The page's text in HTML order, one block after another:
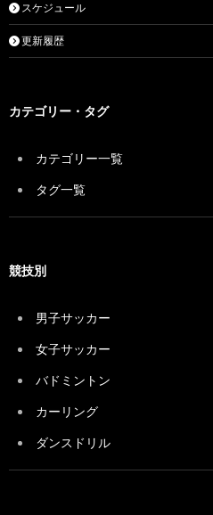
スケジュール
更新履歴
カテゴリー・タグ
カテゴリー一覧
タグ一覧
競技別
男子サッカー
女子サッカー
バドミントン
カーリング
ダンスドリル